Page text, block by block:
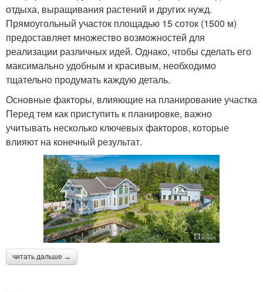
отдыха, выращивания растений и других нужд.
Прямоугольный участок площадью 15 соток (1500 м)
предоставляет множество возможностей для
реализации различных идей. Однако, чтобы сделать его
максимально удобным и красивым, необходимо
тщательно продумать каждую деталь.
Основные факторы, влияющие на планирование участка
Перед тем как приступить к планировке, важно
учитывать несколько ключевых факторов, которые
влияют на конечный результат.
читать дальше →